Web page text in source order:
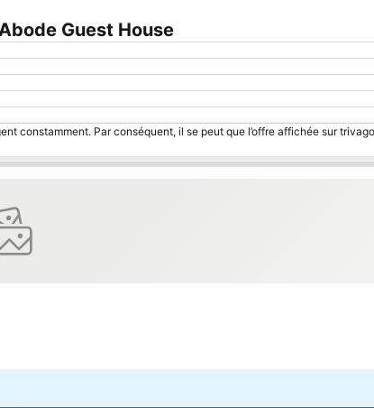
Agrandir la carte
Guest House
constamment. Par conséquent, il se peut que l’offre affichée sur